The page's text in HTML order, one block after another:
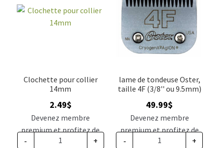
Clochette pour collier
14mm
2.49$
Devenez membre
premium et profitez de
ce prix rabais : 2.05$ CA
- +
lame de tondeuse Oster,
taille 4F (3/8'' ou 9.5mm)
49.99$
Devenez membre
premium et profitez de
ce prix rabais : 41.24$ CA
- +